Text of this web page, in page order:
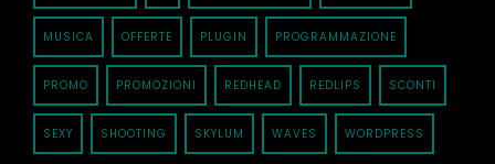
MUSICA OFFERTE PLUGIN PROGRAMMAZIONE
PROMO PROMOZIONI REDHEAD REDLIPS SCONTI
SEXY SHOOTING SKYLUM WAVES WORDPRESS